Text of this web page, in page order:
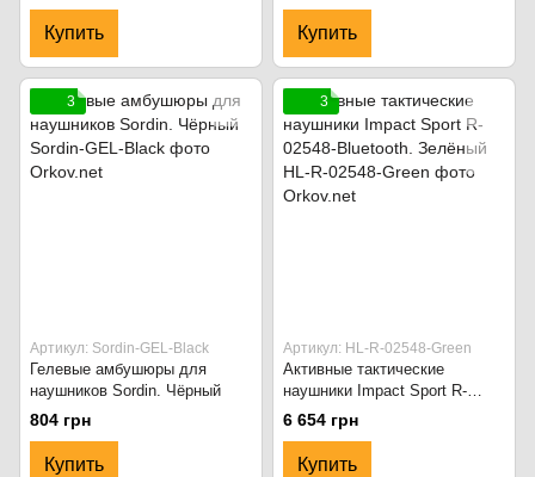
Купить Купить
3
Артикул: Sordin-GEL-Black
Гелевые амбушюры для
наушников Sordin. Чёрный
804 грн
Купить
3
Артикул: HL-R-02548-Green
Активные тактические
наушники Impact Sport R-
02548-Bluetooth. Зелёный
6 654 грн
Купить